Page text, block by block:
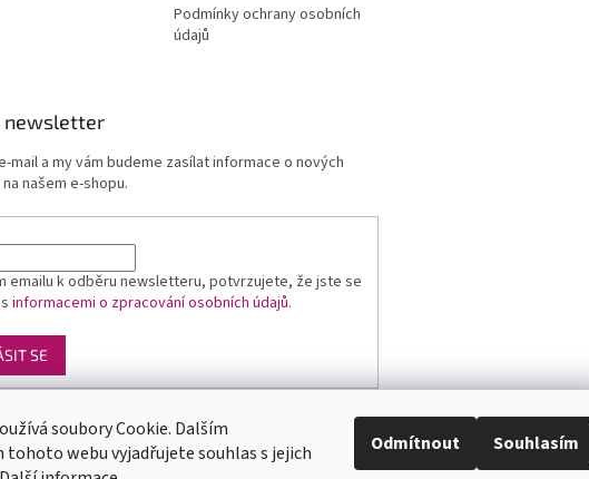
soubory Cookie. Dalším
tohoto webu vyjadřujete souhlas s jejich
Odmítnout Souhlasím
Podmínky ochrany osobních
údajů
newsletter
mail a my vám budeme zasílat informace o nových
našem e-shopu.
emailu k odběru newsletteru, potvrzujete, že jste se
informacemi o zpracování osobních údajů.
SE
Luxusní pánská móda GLAMI Levné ubytování v Orlických horách